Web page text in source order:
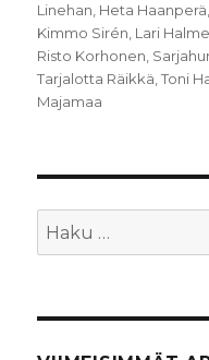
Linehan Heta Haanperä
Kimmo Sirén Lari Halme
Risto Korhonen
Tarjalotta Räikkä ,Toni
Majamaa
Etsi: